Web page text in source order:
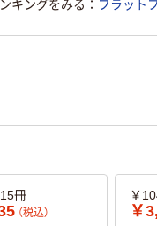
キングをみる フラット
冊
（税込）
￥
￥